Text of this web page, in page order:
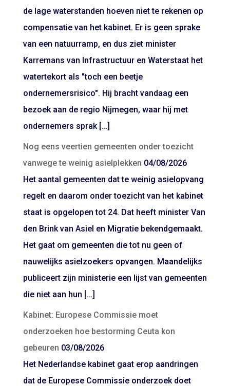
de lage waterstanden hoeven niet te rekenen op
compensatie van het kabinet. Er is geen sprake
van een natuurramp, en dus ziet minister
Karremans van Infrastructuur en Waterstaat het
watertekort als "toch een beetje
ondernemersrisico". Hij bracht vandaag een
bezoek aan de regio Nijmegen, waar hij met
ondernemers sprak […]
Nog eens veertien gemeenten onder toezicht
vanwege te weinig asielplekken 04/08/2026
Het aantal gemeenten dat te weinig asielopvang
regelt en daarom onder toezicht van het kabinet
staat is opgelopen tot 24. Dat heeft minister Van
den Brink van Asiel en Migratie bekendgemaakt.
Het gaat om gemeenten die tot nu geen of
nauwelijks asielzoekers opvangen. Maandelijks
publiceert zijn ministerie een lijst van gemeenten
die niet aan hun […]
Kabinet: Europese Commissie moet
onderzoeken hoe bestorming Ceuta kon
gebeuren 03/08/2026
Het Nederlandse kabinet gaat erop aandringen
dat de Europese Commissie onderzoek doet